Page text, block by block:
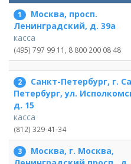
1
Москва, просп.
Ленинградский, д. 39а
касса
(495) 797 99 11, 8 800 200 08 48
2
Санкт-Петербург, г.
Петербург, ул.
д. 15
касса
(812) 329-41-34
3
Москва, г. Москва,